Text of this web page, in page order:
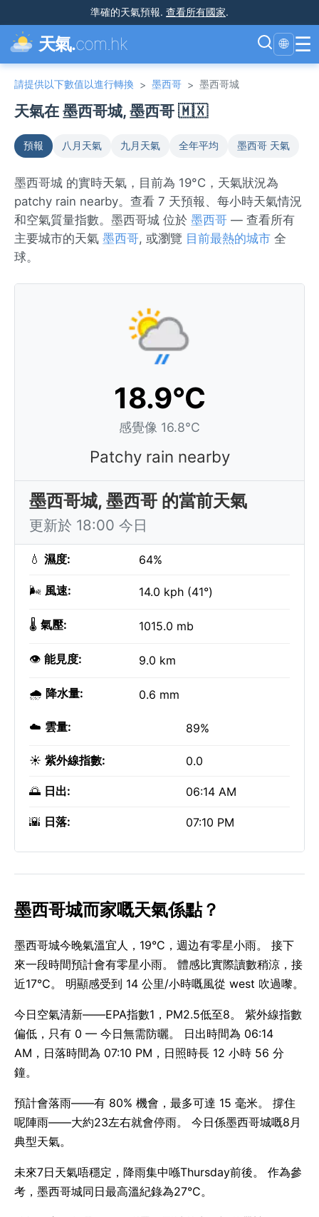
準確的天氣預報. 查看所有國家.
天氣.com.hk 🌐 ☰
請提供以下數值以進行轉換 > 墨西哥 > 墨西哥城
天氣在 墨西哥城, 墨西哥 🇲🇽
預報 八月天氣 九月天氣 全年平均 墨西哥 天氣
墨西哥城 的實時天氣，目前為 19°C，天氣狀況為
patchy rain nearby。查看 7 天預報、每小時天氣情況
和空氣質量指數。墨西哥城 位於 墨西哥 — 查看所有
主要城市的天氣 墨西哥, 或瀏覽 目前最熱的城市 全
球。
18.9°C
感覺像 16.8°C
Patchy rain nearby
墨西哥城, 墨西哥 的當前天氣
更新於 18:00 今日
💧 濕度: 64%
🌬️ 風速: 14.0 kph (41°)
🌡️ 氣壓: 1015.0 mb
👁️ 能見度: 9.0 km
🌧️ 降水量: 0.6 mm
☁️ 雲量: 89%
☀️ 紫外線指數: 0.0
🌅 日出: 06:14 AM
🌇 日落: 07:10 PM
墨西哥城而家嘅天氣係點？
墨西哥城今晚氣溫宜人，19°C，週边有零星小雨。 接下
來一段時間預計會有零星小雨。 體感比實際讀數稍涼，接
近17°C。 明顯感受到 14 公里/小時嘅風從 west 吹過嚟。
今日空氣清新——EPA指數1，PM2.5低至8。 紫外線指數
偏低，只有 0 — 今日無需防曬。 日出時間為 06:14
AM，日落時間為 07:10 PM，日照時長 12 小時 56 分
鐘。
預計會落雨——有 80% 機會，最多可達 15 毫米。 撐住
呢陣雨——大約23左右就會停雨。 今日係墨西哥城嘅8月
典型天氣。
未來7日天氣唔穩定，降雨集中喺Thursday前後。 作為參
考，墨西哥城同日最高溫紀錄為27°C。